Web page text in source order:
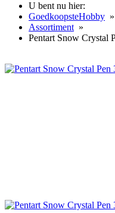
U bent nu hier:
GoedkoopsteHobby »
Assortiment »
Pentart Snow Crystal